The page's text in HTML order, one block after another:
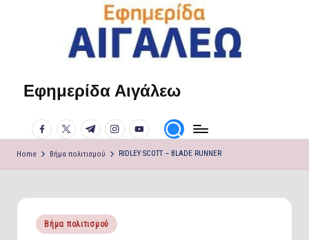
Εφημερίδα Αιγάλεω
φωνή
σου!
facebook.com
twitter.com
t.me instagram.com
youtube.com
Home Βήμα πολιτισμού RIDLEY SCOTT – BLADE RUNNER
Posted
in
Βήμα πολιτισμού